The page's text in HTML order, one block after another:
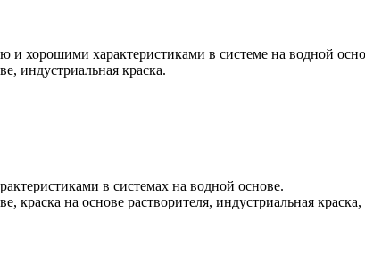
хорошими характеристиками в системе на водной
индустриальная краска.
в системах на водной основе.
на основе растворителя, индустриальная